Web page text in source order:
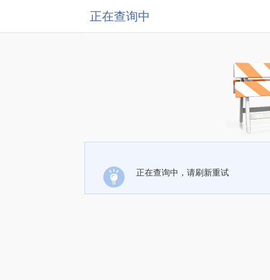
正在查询中
正在查询中，请刷新重试